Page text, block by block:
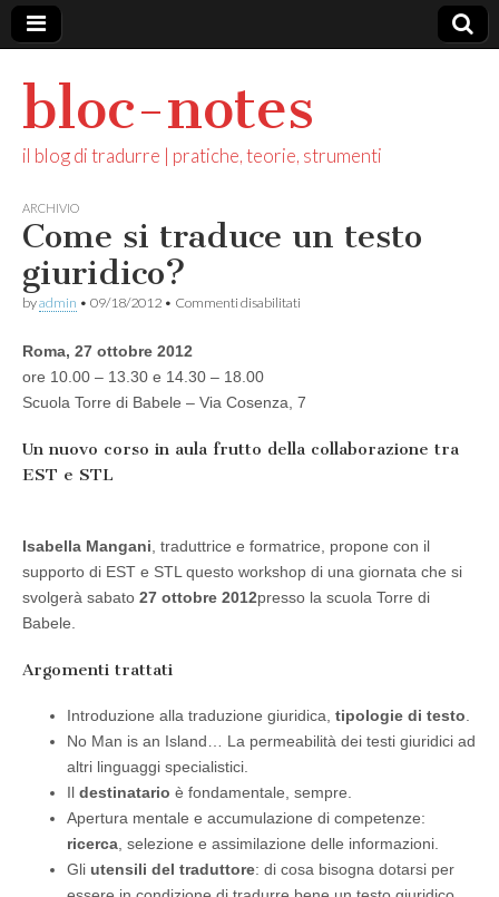
bloc-notes
il blog di tradurre | pratiche, teorie, strumenti
ARCHIVIO
Come si traduce un testo
giuridico?
byadmin • 09/18/2012 • Commenti disabilitati
giuridico?
Roma, 27 ottobre 2012
ore 10.00 – 13.30 e 14.30 – 18.00
Scuola Torre di Babele – Via Cosenza, 7
Un nuovo corso in aula frutto della collaborazione tra
EST e STL
Isabella Mangani, traduttrice e formatrice, propone con il
supporto di EST e STL questo workshop di una giornata che si
svolgerà sabato 27 ottobre 2012presso la scuola Torre di
Babele.
Argomenti trattati
Introduzione alla traduzione giuridica, tipologie di testo.
No Man is an Island… La permeabilità dei testi giuridici ad
altri linguaggi specialistici.
Il destinatario è fondamentale, sempre.
Apertura mentale e accumulazione di competenze:
ricerca, selezione e assimilazione delle informazioni.
Gli utensili del traduttore: di cosa bisogna dotarsi per